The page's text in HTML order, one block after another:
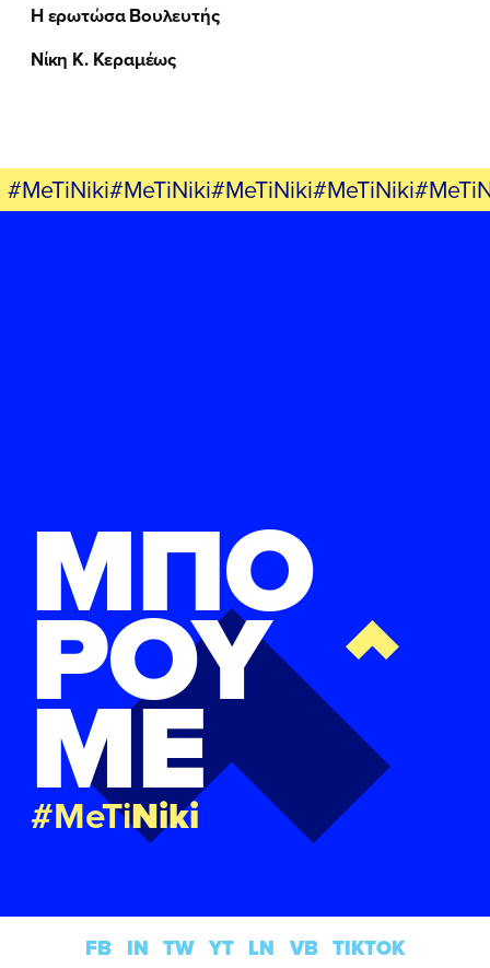
Η ερωτώσα Βουλευτής
Νίκη Κ. Κεραμέως
ΜΠΟ
ΡΟΥ
ΜΕ
#MeTiNiki
FB IN TW YT LN VB TIKTOK